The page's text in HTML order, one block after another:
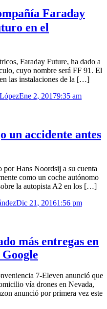
Faraday
en el
Faraday Future, ha dado a
cuyo nombre será FF 91. El
las instalaciones de la […]
Ene 2, 20179:35 am
un accidente antes
por Hans Noordsij a su cuenta
como un coche autónomo
la autopista A2 en los […]
Dic 21, 20161:56 pm
más entregas en
7-Eleven anunció que
vía drones en Nevada,
anunció por primera vez este